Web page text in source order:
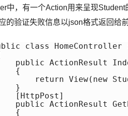
中，有一个Action用来呈现
的验证失败信息以json格式返回给前
class HomeController
public ActionResult
{
return View(new
}
[HttpPost]
public ActionResult
{